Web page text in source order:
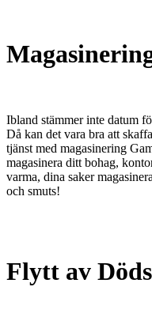
Ibland stämmer inte datum
Då kan det vara bra att
tjänst med magasinering
magasinera ditt bohag,
varma, dina saker
och smuts!
Flytt av